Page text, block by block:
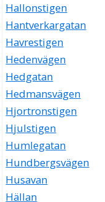
Hallonstigen
Hantverkargatan
Havrestigen
Hedenvägen
Hedgatan
Hedmansvägen
Hjortronstigen
Hjulstigen
Humlegatan
Hundbergsvägen
Husavan
Hällan